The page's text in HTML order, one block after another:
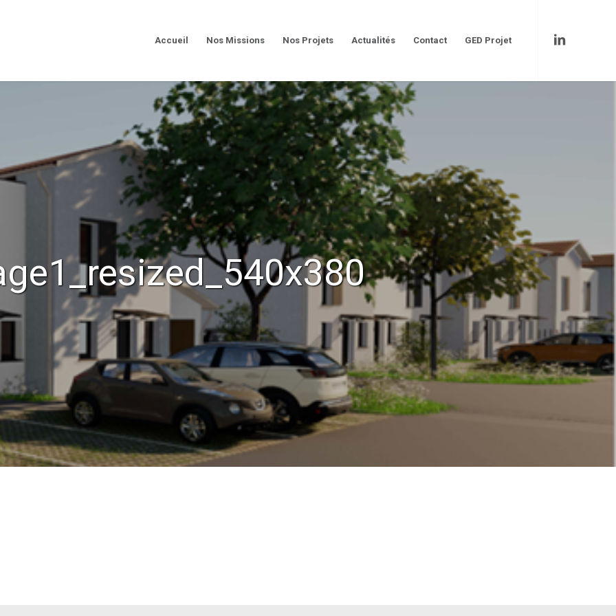
Accueil Nos Missions Nos Projets Actualités Contact GED Projet